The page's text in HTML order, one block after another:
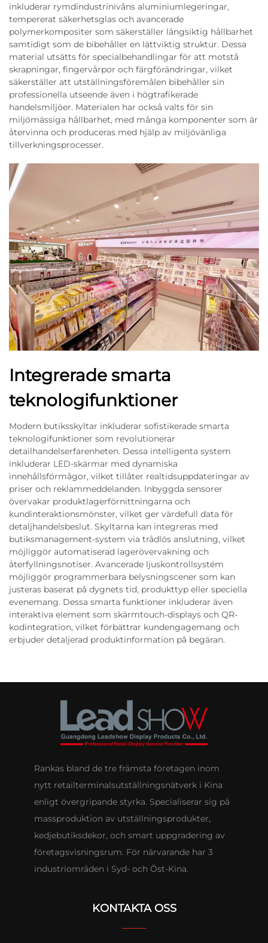
inkluderar rymdindustrinivåns aluminiumlegeringar,
tempererat säkerhetsglas och avancerade
polymerkompositer som säkerställer långsiktig hållbarhet
samtidigt som de bibehåller en lättviktig struktur. Dessa
material utsätts för specialbehandlingar för att motstå
skrapningar, fingervårpor och färgförändringar, vilket
säkerställer att utställningsföremålen bibehåller sin
professionella utseende även i högtrafikerade
handelsmiljöer. Materialen har också valts för sin
miljömässiga hållbarhet, med många komponenter som är
återvinna och produceras med hjälp av miljövänliga
tillverkningsprocesser.
Integrerade smarta
teknologifunktioner
Modern butiksskyltar inkluderar sofistikerade smarta
teknologifunktioner som revolutionerar
detailhandelserfarenheten. Dessa intelligenta system
inkluderar LED-skärmar med dynamiska
innehållsförmågor, vilket tillåter realtidsuppdateringar av
priser och reklammeddelanden. Inbyggda sensorer
övervakar produktlagerförnittningarna och
kundinteraktionsmönster, vilket ger värdefull data för
detaljhandelsbeslut. Skyltarna kan integreras med
butiksmanagement-system via trådlös anslutning, vilket
möjliggör automatiserad lagerövervakning och
återfyllningsnotiser. Avancerade ljuskontrollsystém
möjliggör programmerbara belysningscener som kan
justeras baserat på dygnets tid, produkttyp eller speciella
evenemang. Dessa smarta funktioner inkluderar även
interaktiva element som skärmtouch-displays och QR-
kodintegration, vilket förbättrar kundengagemang och
erbjuder detaljerad produktinformation på begäran.
Rankas bland de tre främsta företagen inom
nytt retailterminalsutställningsnätverk i Kina
enligt övergripande styrka. Specialiserar sig på
massproduktion av utställningsprodukter,
kedjebutiksdekor, och smart uppgradering av
företagsvisningsrum. För närvarande har 3
industriområden i Syd- och Öst-Kina.
KONTAKTA OSS